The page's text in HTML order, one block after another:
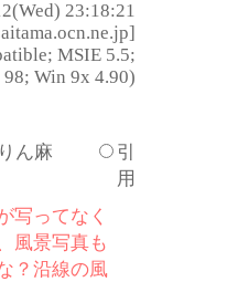
23:18:21
MSIE 5.5;
Win 9x 4.90)
ん麻
引
用
写ってなく
風景写真も
？沿線の風